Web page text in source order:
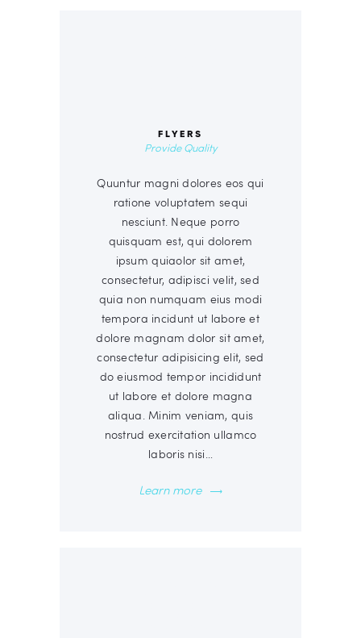
FLYERS
Provide Quality
Quuntur magni dolores eos qui
ratione voluptatem sequi
nesciunt. Neque porro
quisquam est, qui dolorem
ipsum quiaolor sit amet,
consectetur, adipisci velit, sed
quia non numquam eius modi
tempora incidunt ut labore et
dolore magnam dolor sit amet,
consectetur adipisicing elit, sed
do eiusmod tempor incididunt
ut labore et dolore magna
aliqua. Minim veniam, quis
nostrud exercitation ullamco
laboris nisi…
Learn more